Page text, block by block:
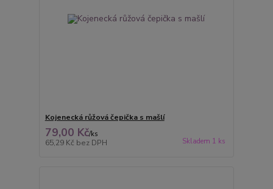
Kojenecká růžová čepička s mašlí
79,00 Kč/ks
65,29 Kč bez DPH Skladem 1 ks